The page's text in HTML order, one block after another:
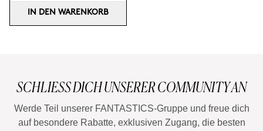
IN DEN WARENKORB
SCHLIESS DICH UNSERER COMMUNITY AN
Werde Teil unserer FANTASTICS-Gruppe und freue dich
auf besondere Rabatte, exklusiven Zugang, die besten